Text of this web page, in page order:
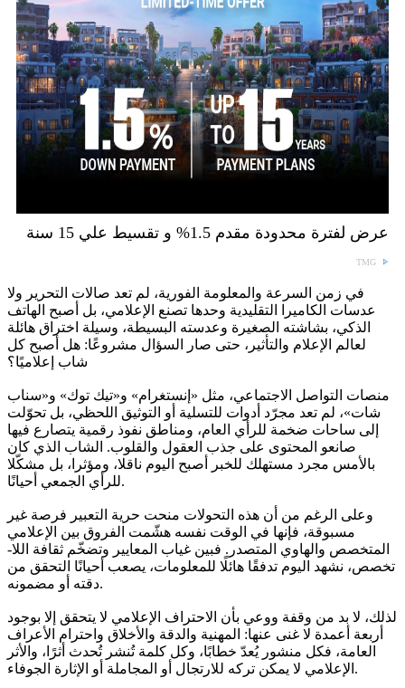
عرض لفترة محدودة مقدم 1.5% و تقسيط علي 15 سنة
TMG
في زمن السرعة والمعلومة الفورية، لم تعد صالات التحرير ولا
عدسات الكاميرا التقليدية وحدها تصنع الإعلامي، بل أصبح الهاتف
الذكي، بشاشته الصغيرة وعدسته البسيطة، وسيلة اختراق هائلة
لعالم الإعلام والتأثير، حتى صار السؤال مشروعًا: هل أصبح كل
شاب إعلاميًا؟
منصات التواصل الاجتماعي، مثل «إنستغرام» و«تيك توك» و«سناب
شات»، لم تعد مجرّد أدوات للتسلية أو التوثيق اللحظي، بل تحوّلت
إلى ساحات ضخمة للرأي العام، ومناطق نفوذ رقمية يتصارع فيها
صانعو المحتوى على جذب العقول والقلوب. الشاب الذي كان
بالأمس مجرد مستهلك للخبر أصبح اليوم ناقلا، ومؤثرا، بل مشكّلا
للرأي الجمعي أحيانًا.
وعلى الرغم من أن هذه التحولات منحت حرية التعبير فرصة غير
مسبوقة، فإنها في الوقت نفسه هشّمت الفروق بين الإعلامي
المتخصص والهاوي المتصدر. فبين غياب المعايير وتضخّم ثقافة اللا-
تخصص، نشهد اليوم تدفقًا هائلًا للمعلومات، يصعب أحيانًا التحقق من
دقته أو مضمونه.
لذلك، لا بد من وقفة ووعي بأن الاحتراف الإعلامي لا يتحقق إلا بوجود
أربعة أعمدة لا غنى عنها: المهنية والدقة والأخلاق واحترام الأعراف
العامة، فكل منشور يُعدّ خطابًا، وكل كلمة تُنشر تُحدث أثرًا، والأثر
الإعلامي لا يمكن تركه للارتجال أو المجاملة أو الإثارة الجوفاء.